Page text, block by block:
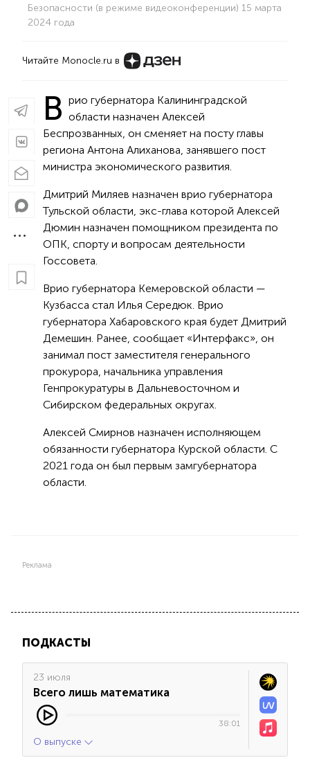
Безопасности (в режиме видеоконференции) 15 марта
2024 года
Читайте Monocle.ru в
В рио губернатора Калининградской
области назначен Алексей
Беспрозванных, он сменяет на посту главы
региона Антона Алиханова, занявшего пост
министра экономического развития.
Дмитрий Миляев назначен врио губернатора
Тульской области, экс-глава которой Алексей
Дюмин назначен помощником президента по
ОПК, спорту и вопросам деятельности
Госсовета.
Врио губернатора Кемеровской области —
Кузбасса стал Илья Середюк. Врио
губернатора Хабаровского края будет Дмитрий
Демешин. Ранее, сообщает «Интерфакс», он
занимал пост заместителя генерального
прокурора, начальника управления
Генпрокуратуры в Дальневосточном и
Сибирском федеральных округах.
Алексей Смирнов назначен исполняющем
обязанности губернатора Курской области. С
2021 года он был первым замгубернатора
области.
Реклама
ПОДКАСТЫ
23 июля
Всего лишь математика
38:01
О выпуске